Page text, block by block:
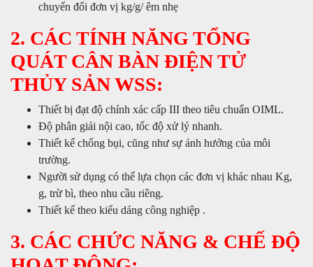
chuyển đổi đơn vị kg/g/ êm nhẹ
2. CÁC TÍNH NĂNG TỔNG
QUÁT CÂN BÀN ĐIỆN TỬ
THỦY SẢN WSS:
Thiết bị đạt độ chính xác cấp III theo tiêu chuẩn OIML.
Độ phân giải nội cao, tốc độ xử lý nhanh.
Thiết kế chống bụi, cũng như sự ảnh hưởng của môi
trường.
Người sử dụng có thể lựa chọn các đơn vị khác nhau Kg,
g, trừ bì, theo nhu cầu riêng.
Thiết kế theo kiểu dáng công nghiệp .
3. CÁC CHỨC NĂNG & CHẾ ĐỘ